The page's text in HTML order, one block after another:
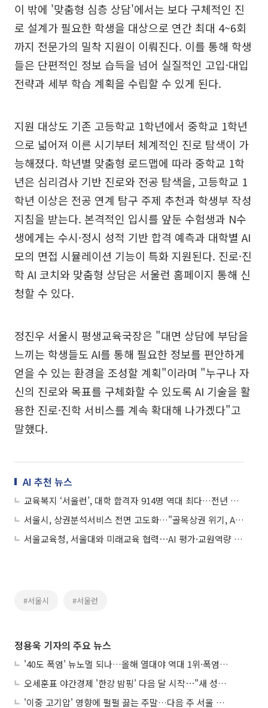
이 밖에 '맞춤형 심층 상담'에서는 보다 구체적인 진
로 설계가 필요한 학생을 대상으로 연간 최대 4~6회
까지 전문가의 밀착 지원이 이뤄진다. 이를 통해 학생
들은 단편적인 정보 습득을 넘어 실질적인 고입·대입
전략과 세부 학습 계획을 수립할 수 있게 된다.
지원 대상도 기존 고등학교 1학년에서 중학교 1학년
으로 넓어져 이른 시기부터 체계적인 진로 탐색이 가
능해졌다. 학년별 맞춤형 로드맵에 따라 중학교 1학
년은 심리검사 기반 진로와 전공 탐색을, 고등학교 1
학년 이상은 전공 연계 탐구 주제 추천과 학생부 작성
지침을 받는다. 본격적인 입시를 앞둔 수험생과 N수
생에게는 수시·정시 성적 기반 합격 예측과 대학별 AI
모의 면접 시뮬레이션 기능이 특화 지원된다. 진로·진
학 AI 코치와 맞춤형 상담은 서울런 홈페이지 통해 신
청할 수 있다.
정진우 서울시 평생교육국장은 "대면 상담에 부담을
느끼는 학생들도 AI를 통해 필요한 정보를 편안하게
얻을 수 있는 환경을 조성할 계획"이라며 "누구나 자
신의 진로와 목표를 구체화할 수 있도록 AI 기술을 활
용한 진로·진학 서비스를 계속 확대해 나가겠다"고
말했다.
AI 추천 뉴스
교육복지 ‘서울런’, 대학 합격자 914명 역대 최다…전년 대비 16.8%↑
서울시, 상권분석서비스 전면 고도화…"골목상권 위기, AI로 선제 진단한다"
서울교육청, 서울대와 미래교육 협력⋯AI 평가·교원역량 키운다
#서울시 #서울런
정용욱 기자의 주요 뉴스
'40도 폭염' 뉴노멀 되나…올해 열대야 역대 1위·폭염일수 평년 3배 넘어
오세훈표 야간경제 '한강 밤핑' 다음 달 시작⋯"새 성장동력 만들 것"
'이중 고기압' 영향에 펄펄 끓는 주말…다음 주 서울 포함 서쪽이 더 덥다